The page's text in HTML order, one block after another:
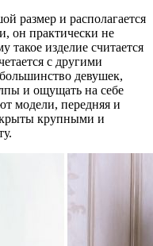
размер и располагается
он практически не
такое изделие считается
с другими
девушек,
и ощущать на себе
модели, передняя и
крупными и